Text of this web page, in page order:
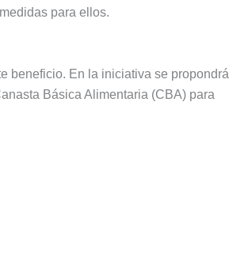
para ellos.
beneficio. En la iniciativa se propondrá
Básica Alimentaria (CBA) para